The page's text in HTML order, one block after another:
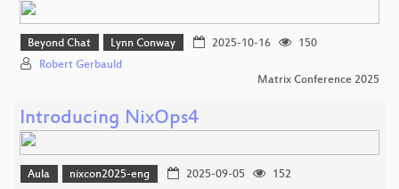
Beyond Chat Lynn Conway 2025-10-16
150
Robert Gerbauld
Matrix Conference 2025
Introducing NixOps4
Aula nixcon2025-eng 2025-09-05
152